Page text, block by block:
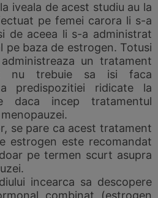
iveala de acest studiu au la
pe femei carora li s-a
de aceea li s-a administrat
baza de estrogen. Totusi
un tratament
nu trebuie sa isi faca
predispozitiei ridicate la
daca incep tratamentul
se pare ca acest tratament
estrogen este recomandat
pe termen scurt asupra
incearca sa descopere
combinat (estrogen